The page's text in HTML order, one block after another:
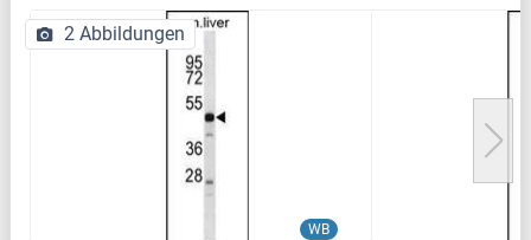
WB
2 Abbildungen